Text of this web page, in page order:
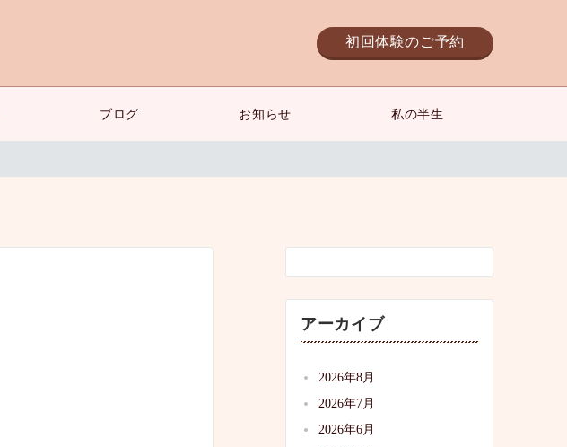
初回体験のご予約
ブログ お知らせ 私の半生
アーカイブ
2026年8月
2026年7月
2026年6月